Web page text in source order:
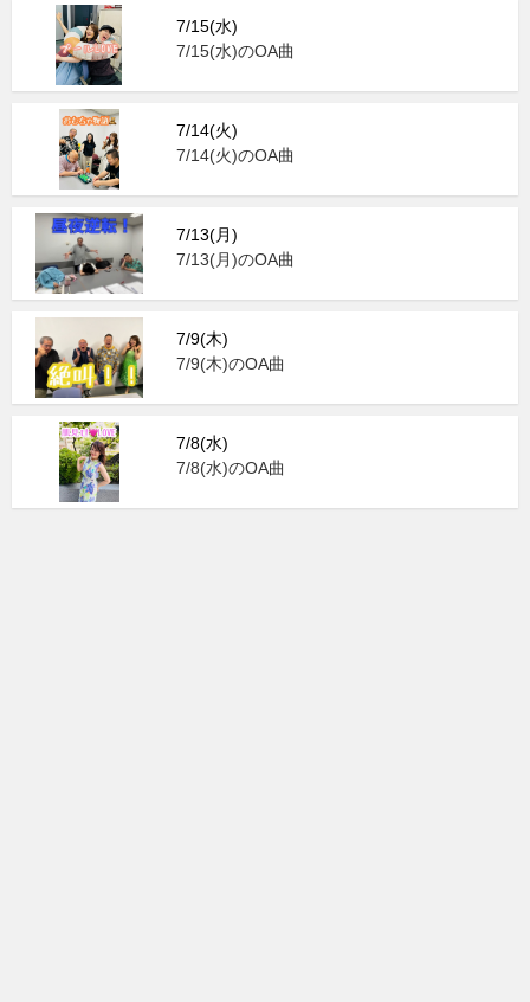
7/15(水)
7/15(水)のOA曲
7/14(火)
7/14(火)のOA曲
7/13(月)
7/13(月)のOA曲
7/9(木)
7/9(木)のOA曲
7/8(水)
7/8(水)のOA曲